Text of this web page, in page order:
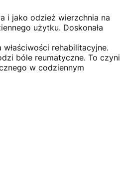
i jako odzież wierzchnia na
użytku. Doskonała
właściwości rehabilitacyjne.
bóle reumatyczne. To czyni
w codziennym